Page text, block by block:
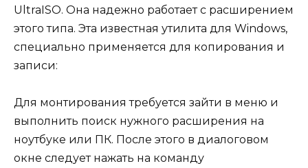
UltraISO. Она надежно работает с расширением
этого типа. Эта известная утилита для Windows,
специально применяется для копирования и
записи:
Для монтирования требуется зайти в меню и
выполнить поиск нужного расширения на
ноутбуке или ПК. После этого в диалоговом
окне следует нажать на команду